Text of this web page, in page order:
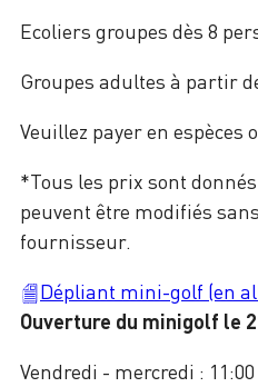
Ecoliers groupes dès 8
Groupes adultes à partir
Veuillez payer en espèces
*Tous les prix sont
peuvent être modifiés
fournisseur.
Dépliant mini-golf (en
Ouverture du minigolf le
Vendredi - mercredi : 11:00